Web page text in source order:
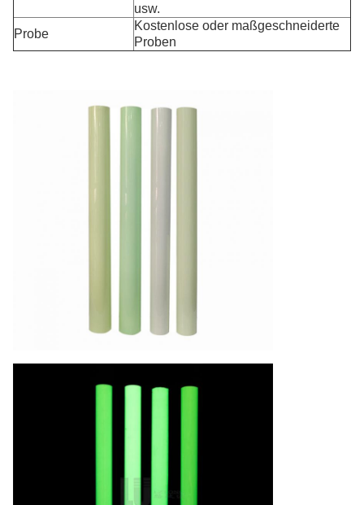
usw.
Probe
Kostenlose oder maßgeschneiderte
Proben